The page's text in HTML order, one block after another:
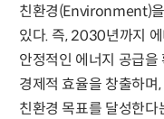
친환경(Environment)을
있다. 즉, 2030년까지
안정적인 에너지 공급을
경제적 효율을 창출하며
친환경 목표를 달성한다